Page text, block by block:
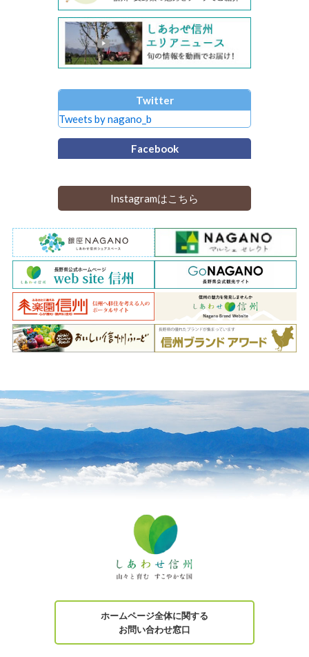
Twitter
Tweets by nagano_b
Facebook
Instagramはこちら
ホームページ全体に関する
お問い合わせ窓口